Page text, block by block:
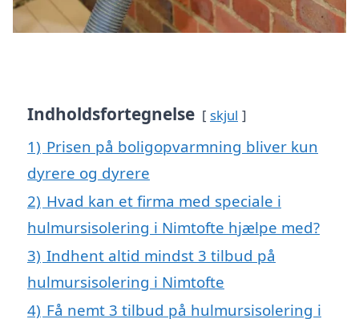
Indholdsfortegnelse skjul
1) Prisen på boligopvarmning bliver kun
dyrere og dyrere
2) Hvad kan et firma med speciale i
hulmursisolering i Nimtofte hjælpe med?
3) Indhent altid mindst 3 tilbud på
hulmursisolering i Nimtofte
4) Få nemt 3 tilbud på hulmursisolering i